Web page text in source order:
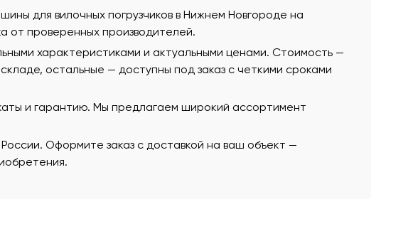
для вилочных погрузчиков в Нижнем Новгороде на
от проверенных производителей.
характеристиками и актуальными ценами. Стоимость —
остальные — доступны под заказ с четкими сроками
и гарантию. Мы предлагаем широкий ассортимент
Оформите заказ с доставкой на ваш объект —